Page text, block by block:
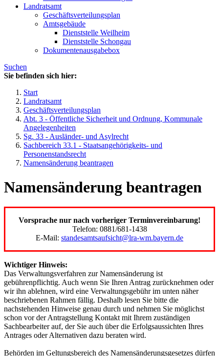
Landratsamt
Geschäftsverteilungsplan
Amtsgebäude
Dienststelle Weilheim
Dienststelle Schongau
Dokumentenausgabebox
Suchen
Sie befinden sich hier:
Start
Landratsamt
Geschäftsverteilungsplan
Abt. 3 - Öffentliche Sicherheit und Ordnung, Kommunale
Angelegenheiten
Sg. 33 - Ausländer- und Asylrecht
Sachbereich 33.1 - Staatsangehörigkeits- und
Personenstandsrecht
Namensänderung beantragen
Namensänderung beantragen
Vorsprache nur nach vorheriger Terminvereinbarung!
Telefon: 0881/681-1438
E-Mail: standesamtsaufsicht@lra-wm.bayern.de
Wichtiger Hinweis:
Das Verwaltungsverfahren zur Namensänderung ist
gebührenpflichtig. Auch wenn Sie Ihren Antrag zurücknehmen oder
wir ihn ablehnen, wird eine Verwaltungsgebühr im unten näher
beschriebenen Rahmen fällig. Deshalb lesen Sie bitte die
nachstehenden Hinweise genau durch und nehmen Sie möglichst
schon vor der Antragstellung Kontakt mit Ihrem zuständigen
Sachbearbeiter auf, der Sie auch über die Erfolgsaussichten Ihres
Antrages oder Alternativen dazu beraten wird.
Behörden im Geltungsbereich des Namensänderungsgesetzes dürfen